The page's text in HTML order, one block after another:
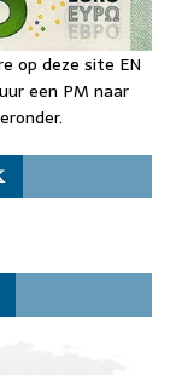
op deze site EN
een PM naar